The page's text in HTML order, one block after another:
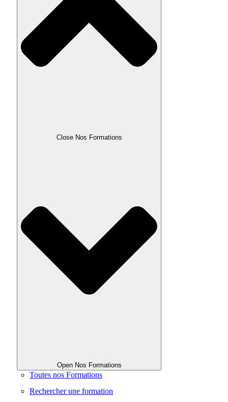
Close Nos Formations
Open Nos Formations
Toutes nos Formations
Rechercher une formation